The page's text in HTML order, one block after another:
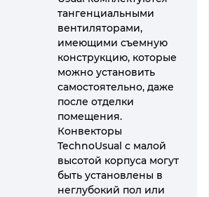
тангенциальными
вентиляторами,
имеющими съемную
конструкцию, которые
можно установить
самостоятельно, даже
после отделки
помещения.
Конвекторы
TechnoUsual с малой
высотой корпуса могут
быть установлены в
неглубокий пол или